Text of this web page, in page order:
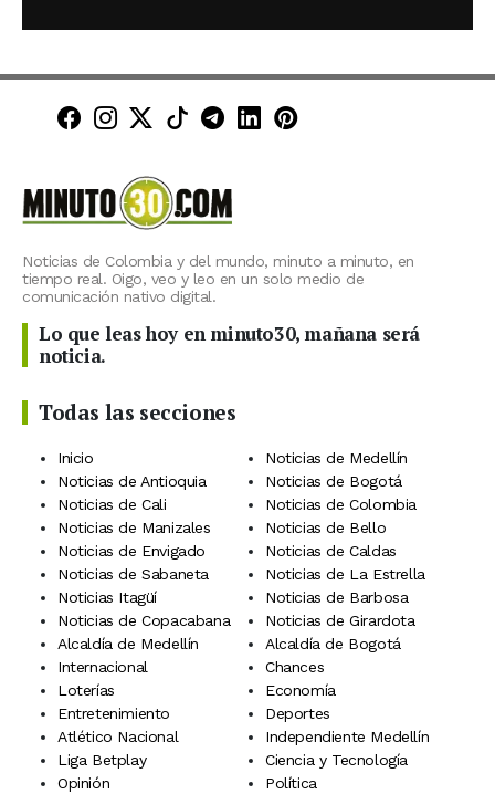
Minuto30 en Facebook
Minuto30 en Instagram
Minuto30 en X (Twitter)
Minuto30 en TikTok
Canal de Minuto30 en
Minuto30 en LinkedIn
Minuto30 en
Noticias de Colombia y del mundo, minuto a minuto, en
tiempo real. Oigo, veo y leo en un solo medio de
comunicación nativo digital.
Lo que leas hoy en minuto30, mañana será
noticia.
Todas las secciones
Inicio
Noticias de Medellín
Noticias de Antioquia
Noticias de Bogotá
Noticias de Cali
Noticias de Colombia
Noticias de Manizales
Noticias de Bello
Noticias de Envigado
Noticias de Caldas
Noticias de Sabaneta
Noticias de La Estrella
Noticias Itagüí
Noticias de Barbosa
Noticias de Copacabana
Noticias de Girardota
Alcaldía de Medellín
Alcaldía de Bogotá
Internacional
Chances
Loterías
Economía
Entretenimiento
Deportes
Atlético Nacional
Independiente Medellín
Liga Betplay
Ciencia y Tecnología
Opinión
Política